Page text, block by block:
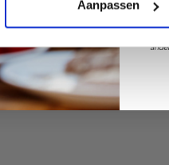
Aanpassen